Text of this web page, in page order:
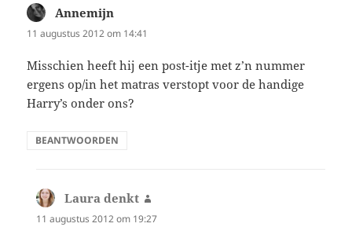
Annemijn
11 augustus 2012 om 14:41
Misschien heeft hij een post-itje met z’n nummer
ergens op/in het matras verstopt voor de handige
Harry’s onder ons?
BEANTWOORDEN
Laura denkt
11 augustus 2012 om 19:27